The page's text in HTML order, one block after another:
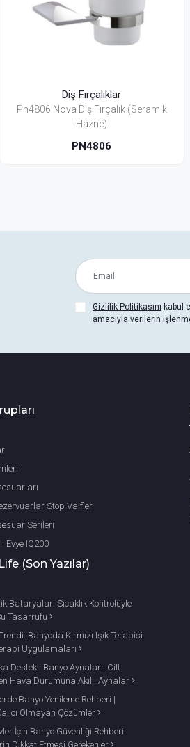
Diş Fırçalıklar
Pn4856 Nova Diş Fırçalık (Cam
Hazne)
PN4856
Gizlilik Politikasını kabul
amacıyla verilerin
Stop Valfler
Serileri
Evye IQ200
(Son Yazılar)
Bataryalar: Sıcaklık Kontrolüyle
Tasarrufu
Banyoda Kırmızı Işık Terapisi
Uygulamaları
Destekli Banyo Aynaları: Cilt
Hava Durumuna Akıllı Aynalar
Banyo Yenileme Rehberi |
Olmayan Çözümler
İçin Banyo Güvenliği Rehberi:
Dikkat Etmesi Gerekenler